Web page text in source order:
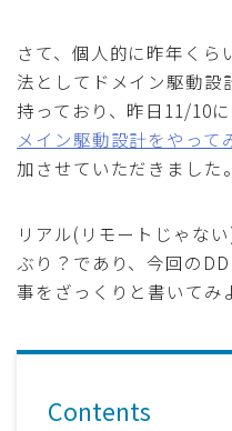
さて、個人的に昨年くら
法としてドメイン駆動設
持っており、昨日11/10
メイン駆動設計をやって
加させていただきました。
リアル(リモートじゃな
ぶり？であり、今回の
事をざっくりと書いてみ
Contents